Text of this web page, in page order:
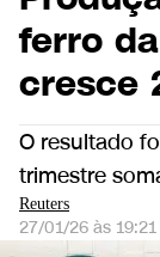
ferro
cresce
O resultado
trimestre
Reuters
27/01/26 às 19:21